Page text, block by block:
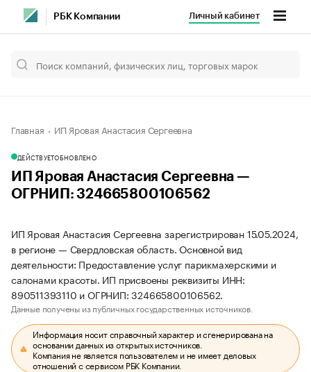
РБК Компании Личный кабинет
Главная ИП Яровая Анастасия Сергеевна
ДЕЙСТВУЕТОБНОВЛЕНО
ИП Яровая Анастасия Сергеевна —
ОГРНИП: 324665800106562
ИП Яровая Анастасия Сергеевна зарегистрирован 15.05.2024,
в регионе — Свердловская область. Основной вид
деятельности: Предоставление услуг парикмахерскими и
салонами красоты. ИП присвоены реквизиты ИНН:
890511393110 и ОГРНИП: 324665800106562.
Данные получены из публичных государственных источников.
Информация носит справочный характер и сгенерирована на
основании данных из открытых источников.
Компания не является пользователем и не имеет деловых
отношений с сервисом РБК Компании.